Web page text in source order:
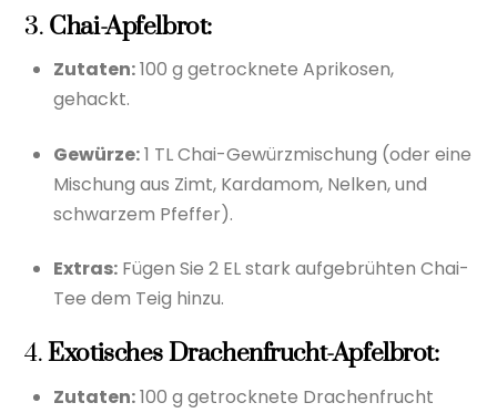
3. Chai-Apfelbrot:
Zutaten:100 g getrocknete Aprikosen,
gehackt.
Gewürze:1 TL Chai-Gewürzmischung (oder eine
Mischung aus Zimt, Kardamom, Nelken, und
schwarzem Pfeffer).
Extras: Fügen Sie 2 EL stark aufgebrühten Chai-
Tee dem Teig hinzu.
4.Exotisches Drachenfrucht-Apfelbrot:
Zutaten:100 g getrocknete Drachenfrucht